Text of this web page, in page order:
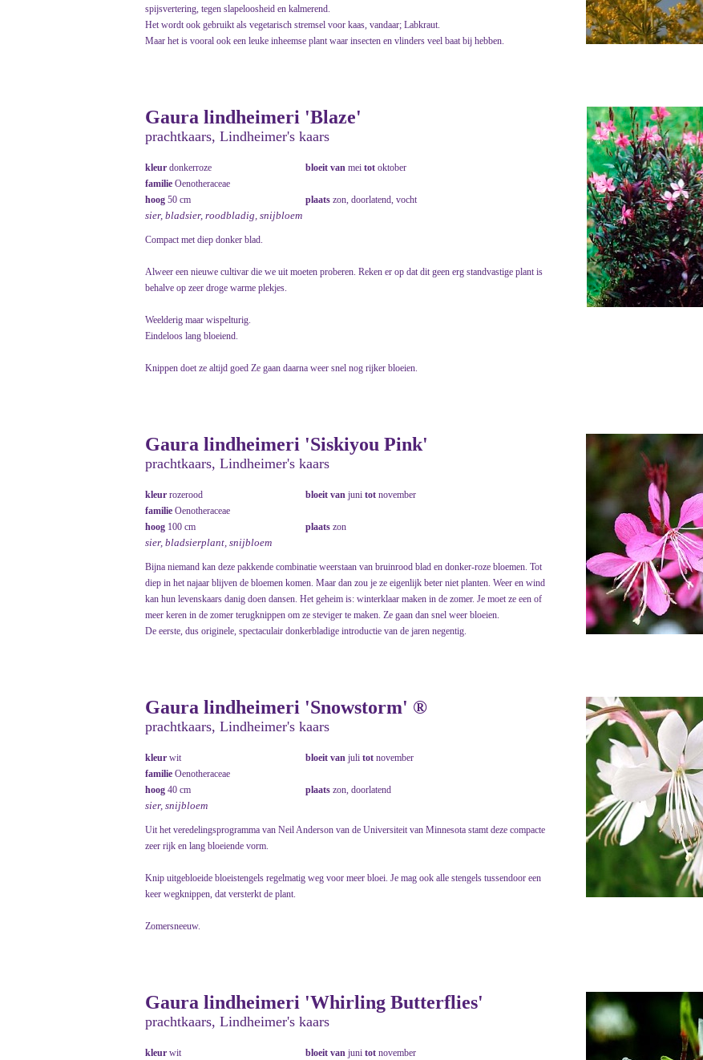
spijsvertering, tegen slapeloosheid en kalmerend.
Het wordt ook gebruikt als vegetarisch stremsel voor kaas, vandaar; Labkraut.
Maar het is vooral ook een leuke inheemse plant waar insecten en vlinders veel baat bij hebben.
Gaura lindheimeri 'Blaze'
prachtkaars, Lindheimer's kaars
kleur donkerroze bloeit van mei tot oktober
familie Oenotheraceae
hoog 50 cm plaats zon, doorlatend, vocht
sier, bladsier, roodbladig, snijbloem
Compact met diep donker blad.
Alweer een nieuwe cultivar die we uit moeten proberen. Reken er op dat dit geen erg standvastige plant is
behalve op zeer droge warme plekjes.
Weelderig maar wispelturig.
Eindeloos lang bloeiend.
Knippen doet ze altijd goed Ze gaan daarna weer snel nog rijker bloeien.
Gaura lindheimeri 'Siskiyou Pink'
prachtkaars, Lindheimer's kaars
kleur rozerood bloeit van juni tot november
familie Oenotheraceae
hoog 100 cm plaats zon
sier, bladsierplant, snijbloem
Bijna niemand kan deze pakkende combinatie weerstaan van bruinrood blad en donker-roze bloemen. Tot
diep in het najaar blijven de bloemen komen. Maar dan zou je ze eigenlijk beter niet planten. Weer en wind
kan hun levenskaars danig doen dansen. Het geheim is: winterklaar maken in de zomer. Je moet ze een of
meer keren in de zomer terugknippen om ze steviger te maken. Ze gaan dan snel weer bloeien.
De eerste, dus originele, spectaculair donkerbladige introductie van de jaren negentig.
Gaura lindheimeri 'Snowstorm' ®
prachtkaars, Lindheimer's kaars
kleur wit bloeit van juli tot november
familie Oenotheraceae
hoog 40 cm plaats zon, doorlatend
sier, snijbloem
Uit het veredelingsprogramma van Neil Anderson van de Universiteit van Minnesota stamt deze compacte
zeer rijk en lang bloeiende vorm.
Knip uitgebloeide bloeistengels regelmatig weg voor meer bloei. Je mag ook alle stengels tussendoor een
keer wegknippen, dat versterkt de plant.
Zomersneeuw.
Gaura lindheimeri 'Whirling Butterflies'
prachtkaars, Lindheimer's kaars
kleur wit bloeit van juni tot november